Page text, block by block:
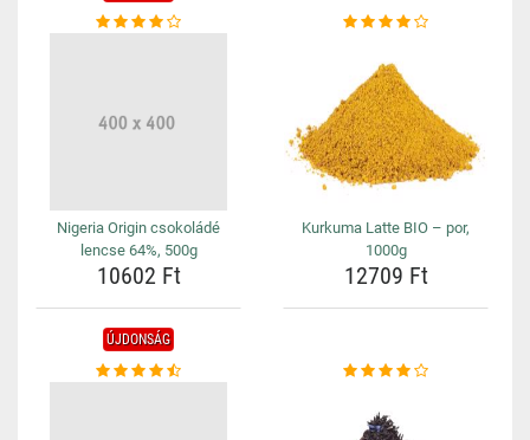
Nigeria Origin csokoládé
lencse 64%, 500g
10602 Ft
Kurkuma Latte BIO – por,
1000g
12709 Ft
ÚJDONSÁG